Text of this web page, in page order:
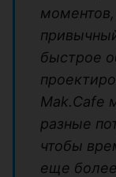
быстрое
Mak.Cafe
разные
чтобы
еще